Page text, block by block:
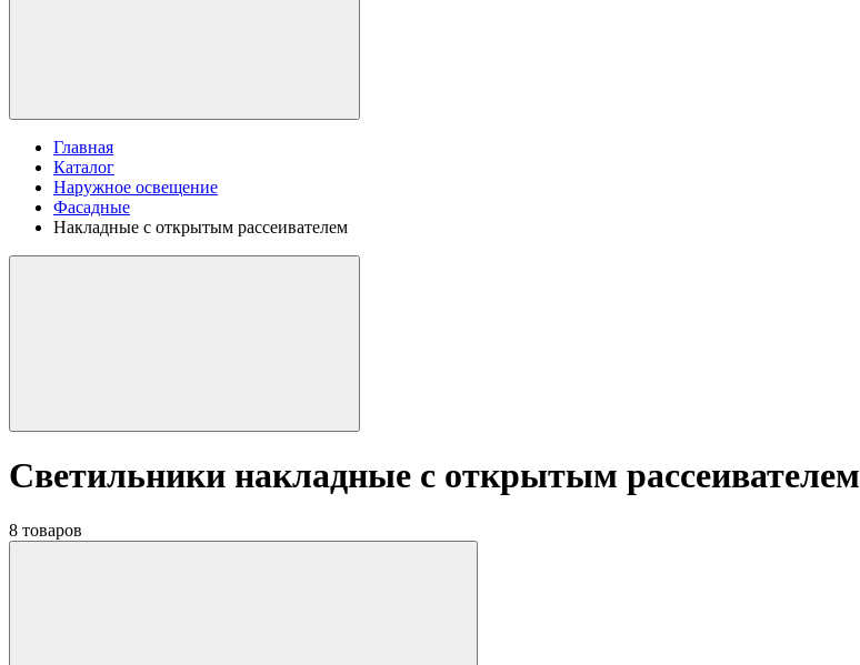
Главная
Каталог
Наружное освещение
Фасадные
Накладные с открытым рассеивателем
Светильники накладные с открытым рассеивателем
8 товаров